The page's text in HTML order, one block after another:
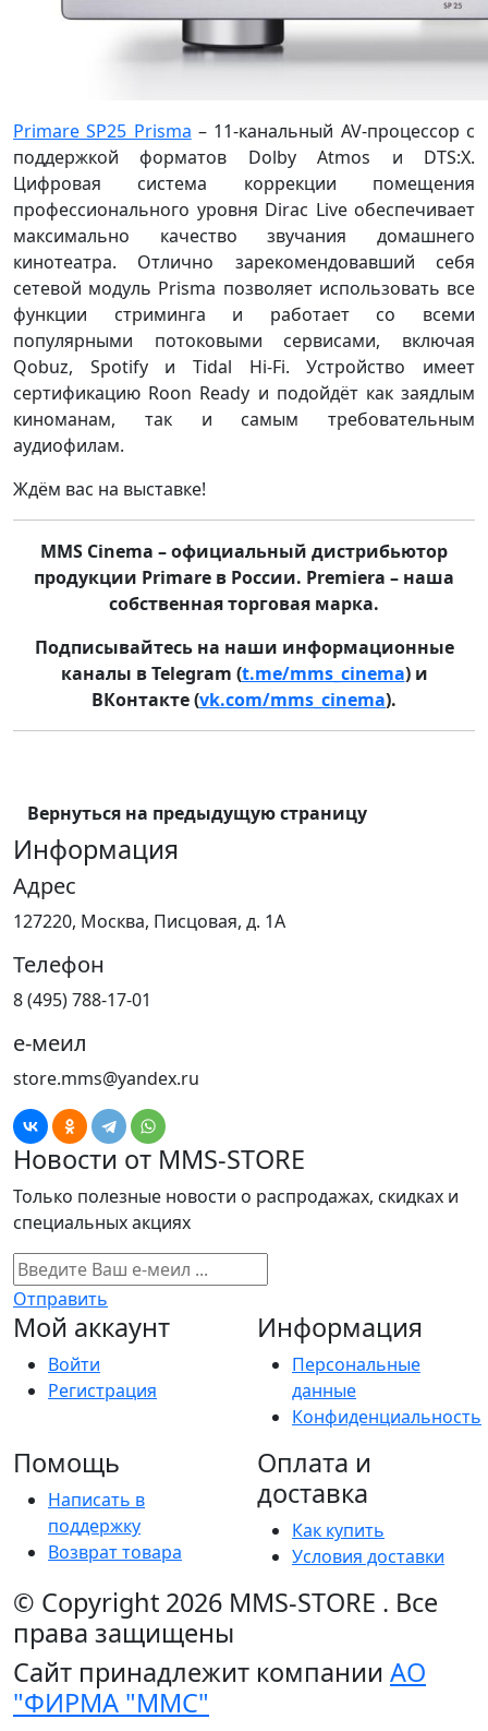
Primare SP25 Prisma – 11-канальный AV-процессор с
поддержкой форматов Dolby Atmos и DTS:X.
Цифровая система коррекции помещения
профессионального уровня Dirac Live обеспечивает
максимально качество звучания домашнего
кинотеатра. Отлично зарекомендовавший себя
сетевой модуль Prisma позволяет использовать все
функции стриминга и работает со всеми
популярными потоковыми сервисами, включая
Qobuz, Spotify и Tidal Hi-Fi. Устройство имеет
сертификацию Roon Ready и подойдёт как заядлым
киноманам, так и самым требовательным
аудиофилам.
Ждём вас на выставке!
MMS Cinema – официальный дистрибьютор
продукции Primare в России. Premiera – наша
собственная торговая марка.
Подписывайтесь на наши информационные
каналы в Telegram (t.me/mms_cinema) и
ВКонтакте (vk.com/mms_cinema).
Вернуться на предыдущую страницу
Информация
Адрес
127220, Москва, Писцовая, д. 1А
Телефон
8 (495) 788-17-01
е-меил
store.mms@yandex.ru
Новости от MMS-STORE
Только полезные новости о распродажах, скидках и
специальных акциях
Отправить
Мой аккаунт
Войти
Регистрация
Информация
Персональные
данные
Конфиденциальность
Помощь
Написать в
поддержку
Возврат товара
Оплата и
доставка
Как купить
Условия доставки
© Copyright 2026 MMS-STORE . Все
права защищены
Сайт принадлежит компании АО
"ФИРМА "ММС"